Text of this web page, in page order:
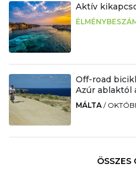
Aktív
Off-road
Azúr ablaktól
MÁLTA /
ÖSSZES